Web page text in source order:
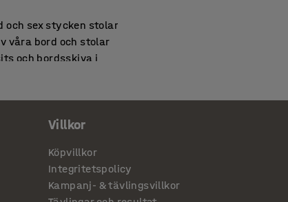
och sex stycken stolar
våra bord och stolar
och bordsskiva i
väldigt bra
att sedan lika lätt
som stolskärra
Villkor
Köpvillkor
Integritetspolicy
Kampanj- & tävlingsvillkor